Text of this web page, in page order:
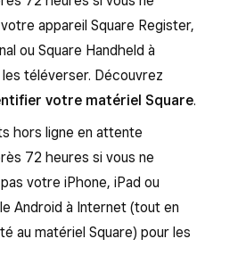
appareil Square Register,
ou Square Handheld à
téléverser. Découvrez
votre matériel Square.
hors ligne en attente
72 heures si vous ne
votre iPhone, iPad ou
Android à Internet (tout en
au matériel Square) pour les